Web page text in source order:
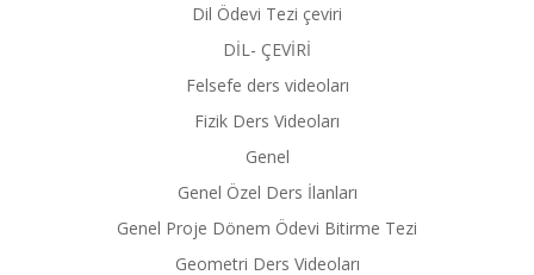
Dil Ödevi Tezi çeviri
DİL- ÇEVİRİ
Felsefe ders videoları
Fizik Ders Videoları
Genel
Genel Özel Ders İlanları
Genel Proje Dönem Ödevi Bitirme Tezi
Geometri Ders Videoları